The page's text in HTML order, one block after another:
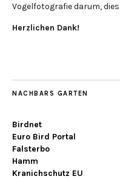
Vogelfotografie darum,
Herzlichen Dank!
NACHBARS GARTEN
Birdnet
Euro Bird Portal
Falsterbo
Hamm
Kranichschutz EU